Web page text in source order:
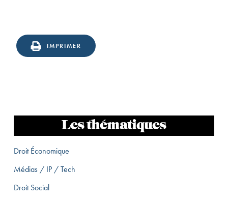
IMPRIMER
Les thématiques
Droit Économique
Médias / IP / Tech
Droit Social